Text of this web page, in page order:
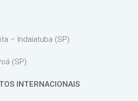
– Indaiatuba (SP)
(SP)
INTERNACIONAIS